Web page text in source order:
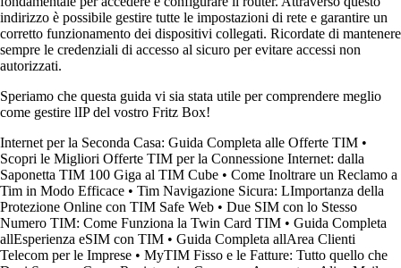
indirizzo è possibile gestire tutte le impostazioni di rete e garantire un
corretto funzionamento dei dispositivi collegati. Ricordate di mantenere
sempre le credenziali di accesso al sicuro per evitare accessi non
autorizzati.
Speriamo che questa guida vi sia stata utile per comprendere meglio
come gestire lIP del vostro Fritz Box!
Internet per la Seconda Casa: Guida Completa alle Offerte TIM •
Scopri le Migliori Offerte TIM per la Connessione Internet: dalla
Saponetta TIM 100 Giga al TIM Cube • Come Inoltrare un Reclamo a
Tim in Modo Efficace • Tim Navigazione Sicura: LImportanza della
Protezione Online con TIM Safe Web • Due SIM con lo Stesso
Numero TIM: Come Funziona la Twin Card TIM • Guida Completa
allEsperienza eSIM con TIM • Guida Completa allArea Clienti
Telecom per le Imprese • MyTIM Fisso e le Fatture: Tutto quello che